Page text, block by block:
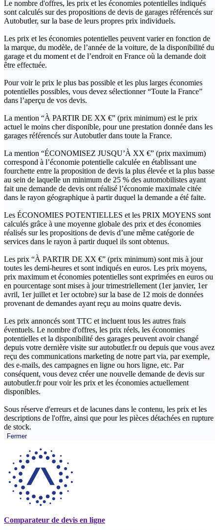
Le nombre d'offres, les prix et les économies potentielles indiqués
sont calculés sur des propositions de devis de garages référencés sur
Autobutler, sur la base de leurs propres prix individuels.
Les prix et les économies potentielles peuvent varier en fonction de
la marque, du modèle, de l’année de la voiture, de la disponibilité du
garage et du moment et de l’endroit en France où la demande doit
être effectuée.
Pour voir le prix le plus bas possible et les plus larges économies
potentielles possibles, vous devez sélectionner “Toute la France”
dans l’aperçu de vos devis.
La mention “À PARTIR DE XX €” (prix minimum) est le prix
actuel le moins cher disponible, pour une prestation donnée dans les
garages référencés sur Autobutler dans toute la France.
La mention “ÉCONOMISEZ JUSQU’À XX €” (prix maximum)
correspond à l’économie potentielle calculée en établissant une
fourchette entre la proposition de devis la plus élevée et la plus basse
au sein de laquelle un minimum de 25 % des automobilistes ayant
fait une demande de devis ont réalisé l’économie maximale citée
dans le rayon géographique à partir duquel la demande a été faite.
Les ÉCONOMIES POTENTIELLES et les PRIX MOYENS sont
calculés grâce à une moyenne globale des prix et des économies
réalisés sur les propositions de devis d’une même catégorie de
services dans le rayon à partir duquel ils sont obtenus.
Les prix “À PARTIR DE XX €” (prix minimum) sont mis à jour
toutes les demi-heures et sont indiqués en euros. Les prix moyens,
prix maximum et économies potentielles sont exprimées en euros ou
en pourcentage sont mises à jour trimestriellement (1er janvier, 1er
avril, 1er juillet et 1er octobre) sur la base de 12 mois de données
provenant de demandes ayant reçu au moins quatre devis.
Les prix annoncés sont TTC et incluent tous les autres frais
éventuels. Le nombre d'offres, les prix réels, les économies
potentielles et la disponibilité des garages peuvent avoir changé
depuis votre dernière visite sur autobutler.fr ou depuis que vous avez
reçu des communications marketing de notre part via, par exemple,
des e-mails, des campagnes en ligne ou hors ligne, etc. Par
conséquent, vous devez créer une nouvelle demande de devis sur
autobutler.fr pour voir les prix et les économies actuellement
disponibles.
Sous réserve d'erreurs et de lacunes dans le contenu, les prix et les
descriptions de l'offre, ainsi que pour les pièces détachées en rupture
de stock.
Fermer
Comparateur de devis en ligne